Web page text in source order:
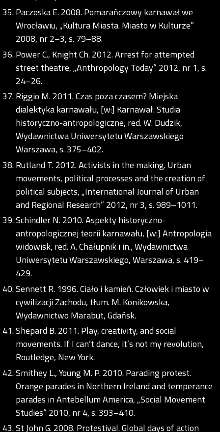
Paczoska E. 2008. Pomarańczowy karnawał we
Wrocławiu, „Kultura Miasta. Miasto w Kulturze”
2008, nr 2–3, s. 79–88.
Power C., Knight Ch. 2012. Arrest for attempted
street theatre, „Anthropology Today” 2012, nr 1, s.
24–26.
Riggio M. 2011. Czas poza czasem? Miejska
dialektyka karnawału, [w:] Karnawał. Studia
historyczno-antropologiczne, red. W. Dudzik,
Wydawnictwa Uniwersytetu Warszawskiego
Warszawa, s. 375–402.
Rutland T. 2012. Activists in the making. Urban
movements, political processes and the creation of
political subjects, „International Journal of Urban
and Regional Research” 2012, nr 3, s. 989–1011.
Schindler N. 2010. Aspekty historyczno-
antropologicznej teorii karnawału, [w:] Antropologia
widowisk, red. A. Chałupnik i in., Wydawnictwa
Uniwersytetu Warszawskiego, Warszawa, s. 419–
429.
Sennett R. 1996. Ciało i kamień. Człowiek i miasto w
cywilizacji Zachodu, tłum. M. Konikowska,
Wydawnictwo Marabut, Gdańsk.
Shepard B. 2011. Play, creativity, and social
movements. If I can’t dance, it’s not my revolution,
Routledge, New York.
Smithey L., Young M. P. 2010. Parading protest.
Orange parades in Northern Ireland and temperance
parades in Antebellum America, „Social Movement
Studies” 2010, nr 4, s. 393–410.
St John G. 2008. Protestival. Global days of action